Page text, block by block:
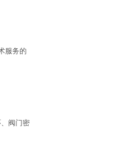
服务的
阀门密